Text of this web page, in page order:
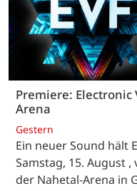
Premiere: Electronic
Arena
Gestern
Ein neuer Sound hält
Samstag, 15. August
der Nahetal-Arena in